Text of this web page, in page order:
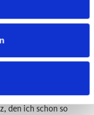
zu druchdringen
Patienten kannte.
fragte ich auch ihn
Zimmer, forderte
meine Atmung, auf
Wir traten ein in den
den ich schon so